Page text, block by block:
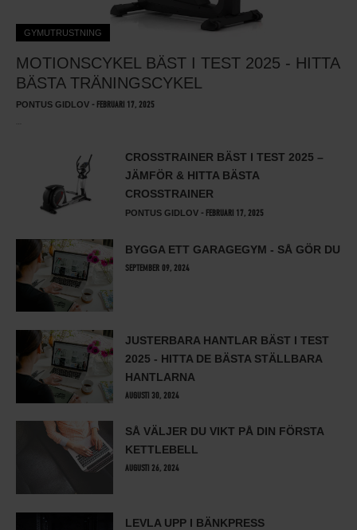
GYMUTRUSTNING
MOTIONSCYKEL BÄST I TEST 2025 - HITTA
BÄSTA TRÄNINGSCYKEL
PONTUS GIDLOV - FEBRUARI 17, 2025
CROSSTRAINER BÄST I TEST 2025 –
JÄMFÖR & HITTA BÄSTA
CROSSTRAINER
PONTUS GIDLOV - FEBRUARI 17, 2025
BYGGA ETT GARAGEGYM - SÅ GÖR DU
SEPTEMBER 09, 2024
JUSTERBARA HANTLAR BÄST I TEST
2025 - HITTA DE BÄSTA STÄLLBARA
HANTLARNA
AUGUSTI 30, 2024
SÅ VÄLJER DU VIKT PÅ DIN FÖRSTA
KETTLEBELL
AUGUSTI 26, 2024
LEVLA UPP I BÄNKPRESS